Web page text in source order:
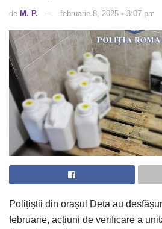
de M. P. februarie 8, 2025 ◦ 3:07 pm
Polițiștii din orașul Deta au
februarie, acțiuni de verificare a